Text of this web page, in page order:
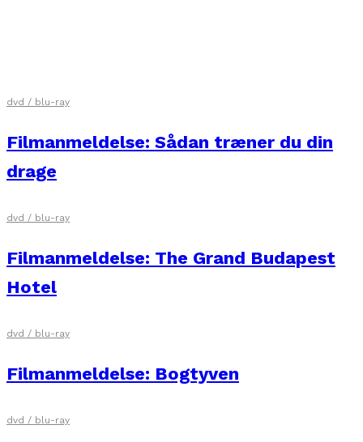
dvd / blu-ray
Filmanmeldelse: Sådan træner du din
drage
dvd / blu-ray
Filmanmeldelse: The Grand Budapest
Hotel
dvd / blu-ray
Filmanmeldelse: Bogtyven
dvd / blu-ray